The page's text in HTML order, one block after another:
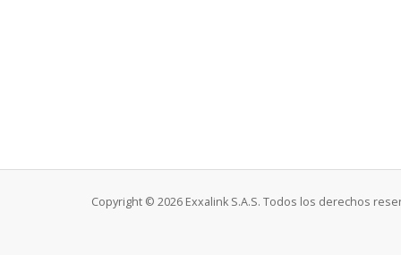
Copyright © 2026 Exxalink S.A.S. Todos los derechos